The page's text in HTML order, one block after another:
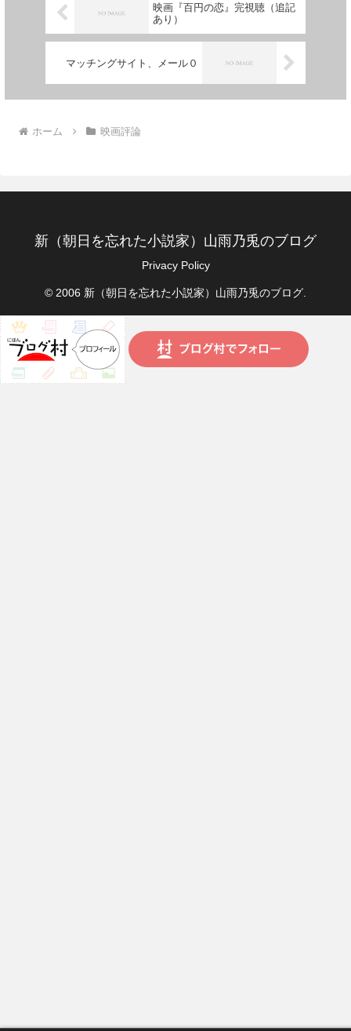
映画『百円の恋』完視聴（追記
あり）
マッチングサイト、メール０
ホーム 映画評論
新（朝日を忘れた小説家）山雨乃兎のブログ
Privacy Policy
© 2006 新（朝日を忘れた小説家）山雨乃兎のブログ.